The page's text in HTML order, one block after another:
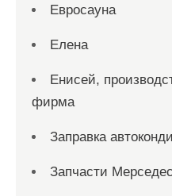
Евросауна
Елена
Енисей,
фирма
Заправка
Запчасти Мерседес